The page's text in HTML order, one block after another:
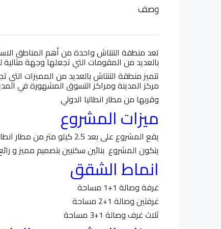
وصف
تعد منطقة التنتاش واحدة من أهم المناطق
بالعديد من المقومات التي تجعلها وجهة مثالية
تتميز منطقة التنتاش بالعديد من المميزات
مركز المدينة ومراكز التسوق المشهورة في
وقربها من مطار انطاليا الدولي
ميزات المشروع
يقع المشروع على بعد 2.5 كيلو متر من مطار انطاليا وعلى بعد 6 كيلو متر عن شاطئ لارا
يتكون المشروع بنائين سكنيين بتصميم مميز و رائع و 302 شقة سكنية
انماط الشقق
غرفة وصالة 1+1 مساحة
غرفتين وصالة 1+2 مساحة
ثلاث غرف وصالة 1+3 مساحة